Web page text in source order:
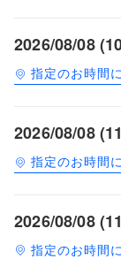
2026/08/08
指定のお時間
2026/08/08
指定のお時間
2026/08/08
指定のお時間